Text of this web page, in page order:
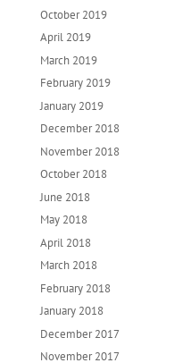
October 2019
April 2019
March 2019
February 2019
January 2019
December 2018
November 2018
October 2018
June 2018
May 2018
April 2018
March 2018
February 2018
January 2018
December 2017
November 2017